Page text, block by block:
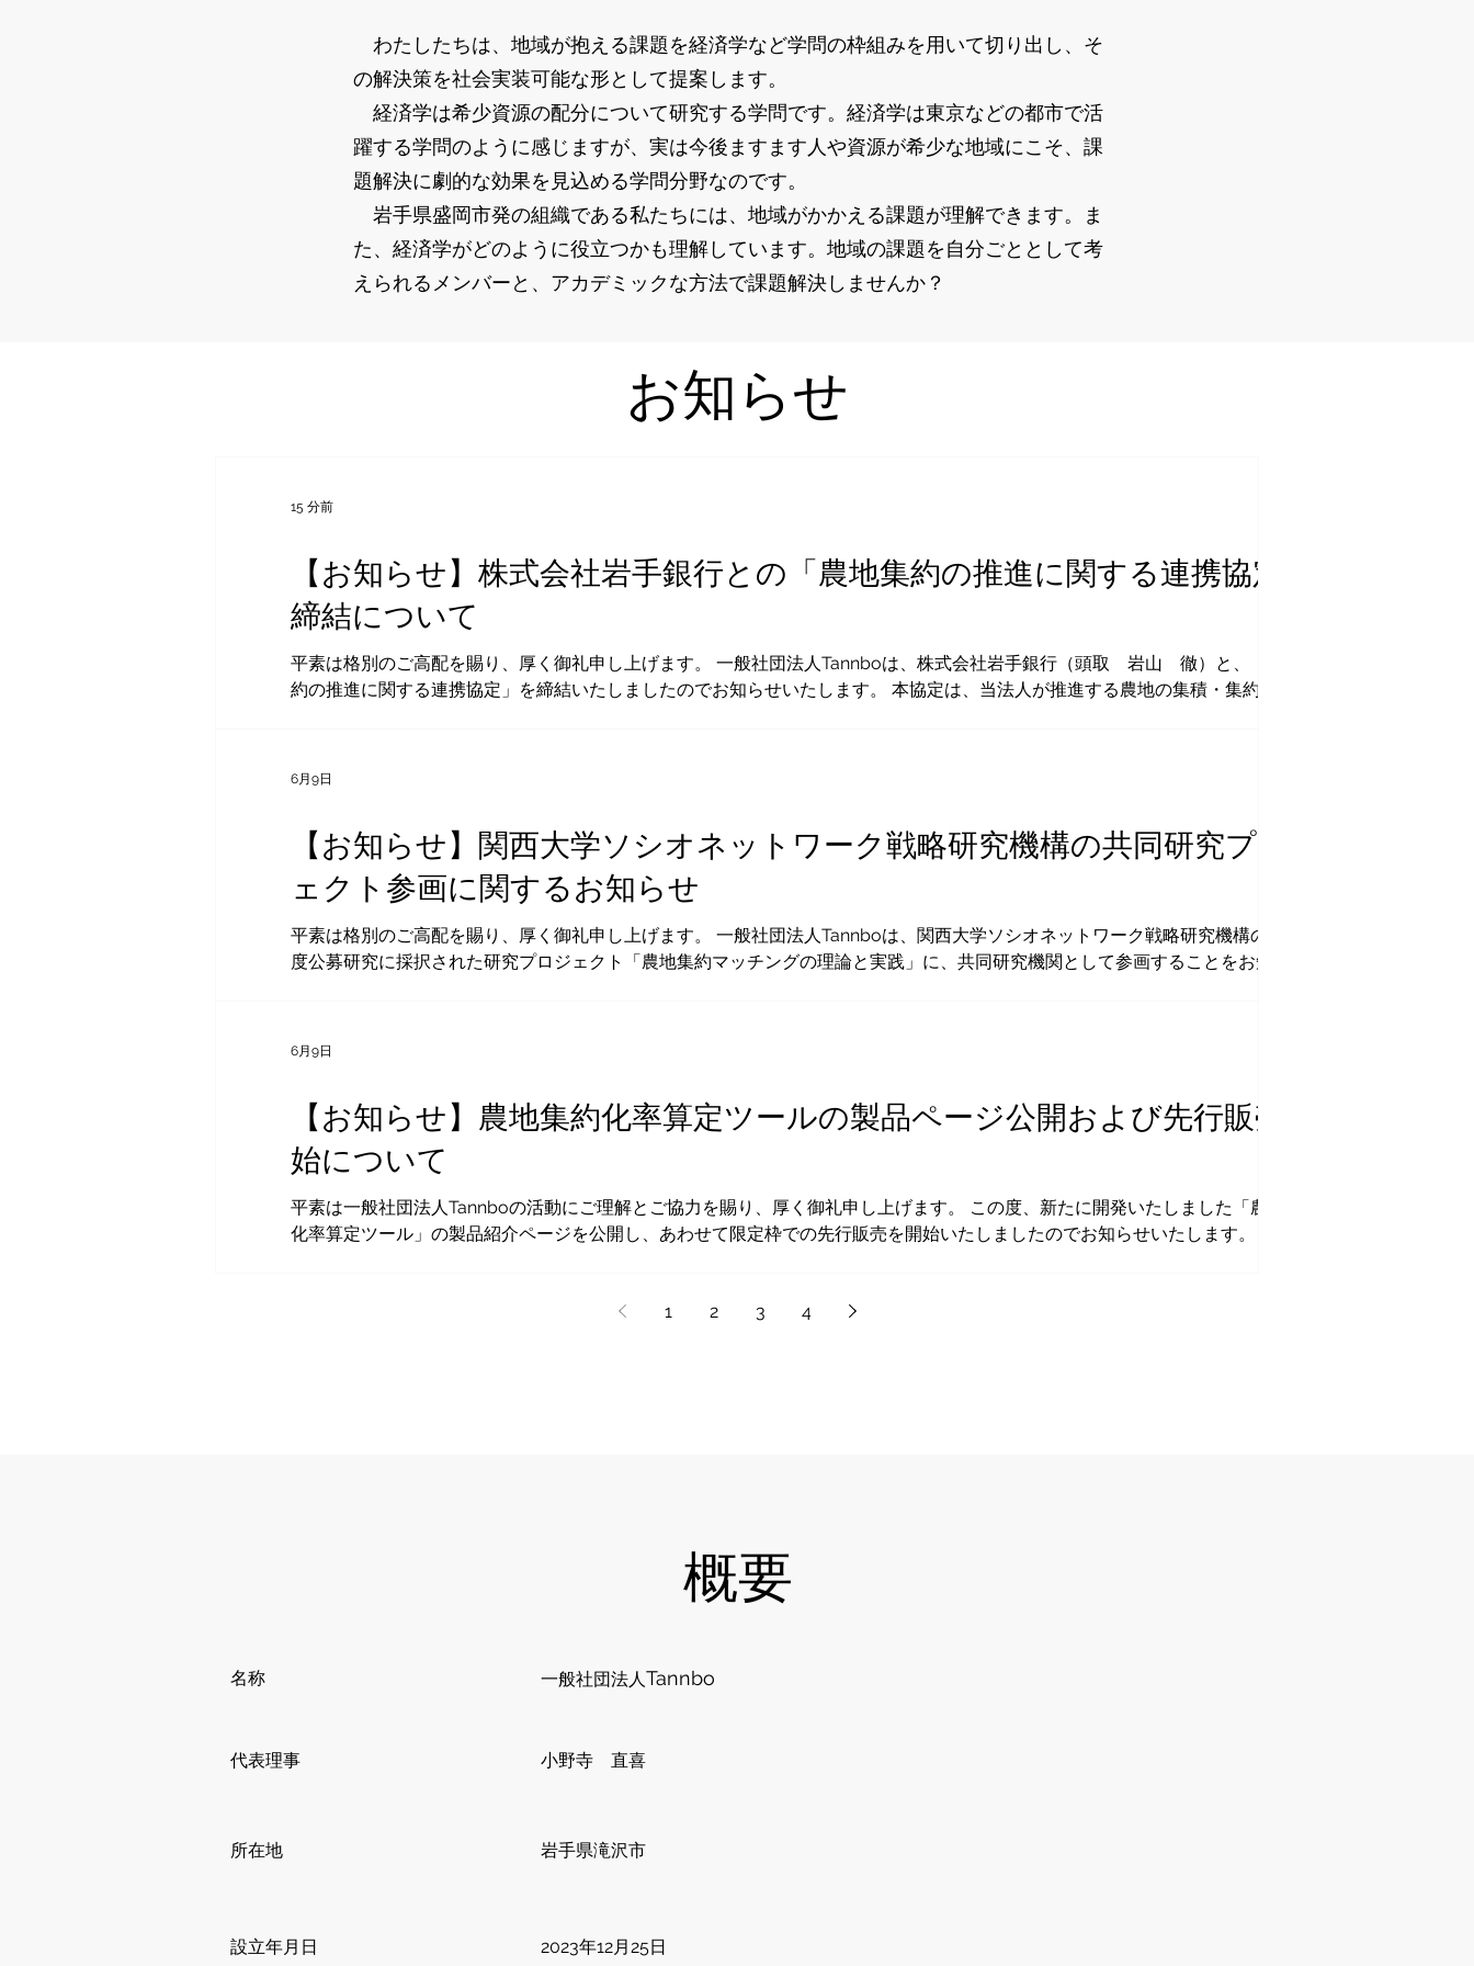
わたしたちは、地域が抱える課題を経済学など学問の枠組みを用いて切り出し、そ
の解決策を社会実装可能な形として提案します。
経済学は希少資源の配分について研究する学問です。経済学は東京などの都市で活
躍する学問のように感じますが、実は今後ますます人や資源が希少な地域にこそ、課
題解決に劇的な効果を見込める学問分野なのです。
岩手県盛岡市発の組織である私たちには、地域がかかえる課題が理解できます。ま
た、経済学がどのように役立つかも理解しています。地域の課題を自分ごととして考
えられるメンバーと、アカデミックな方法で課題解決しませんか？
お知らせ
【お知らせ】株式会社岩手銀行との「農地集約の推進に関する連携協定」
締結について
平素は格別のご高配を賜り、厚く御礼申し上げます。 一般社団法人Tannboは、株式会社岩手銀行（頭取 岩山 徹）と、「農地集
約の推進に関する連携協定」を締結いたしましたのでお知らせいたします。 本協定は、当法人が推進する農地の集積・集約に関する
せ、関係機関との連携を深めてまいります。 ▼株式会社岩手銀行 ニュースリリース 「一般社団法人 Tannbo との「農地集約の推
15 分前
【お知らせ】関西大学ソシオネットワーク戦略研究機構の共同研究プロジ
ェクト参画に関するお知らせ
平素は格別のご高配を賜り、厚く御礼申し上げます。 一般社団法人Tannboは、関西大学ソシオネットワーク戦略研究機構の2026年
度公募研究に採択された研究プロジェクト「農地集約マッチングの理論と実践」に、共同研究機関として参画することをお知らせい
ング理論」を応用し、分散する農地を効率的に集約するための制度設計から、アルゴリズムの事前評価、そして社会実装までを一貫
「社会実装」パートの推進を担当いたします。当法人からは代表理事の小野寺直喜がこれまでのシステム稼働実績や行政
6月9日
【お知らせ】農地集約化率算定ツールの製品ページ公開および先行販売開
始について
平素は一般社団法人Tannboの活動にご理解とご協力を賜り、厚く御礼申し上げます。 この度、新たに開発いたしました「農地集約
化率算定ツール」の製品紹介ページを公開し、あわせて限定枠での先行販売を開始いたしましたのでお知らせいたします。 ■ 農地集
（圃場間距離）に基づき団地を自動判定し、集約化率やタイプ別面積を瞬時に算定できる画期的なシステムです。 【ツールの4つの
6月9日
1 2 3 4
概要
​名称 一般社団法人​Tannbo
代表理事 ​小野寺 直喜
​所在地 ​岩手県滝沢市
​設立年月日 ​2023年12月25日